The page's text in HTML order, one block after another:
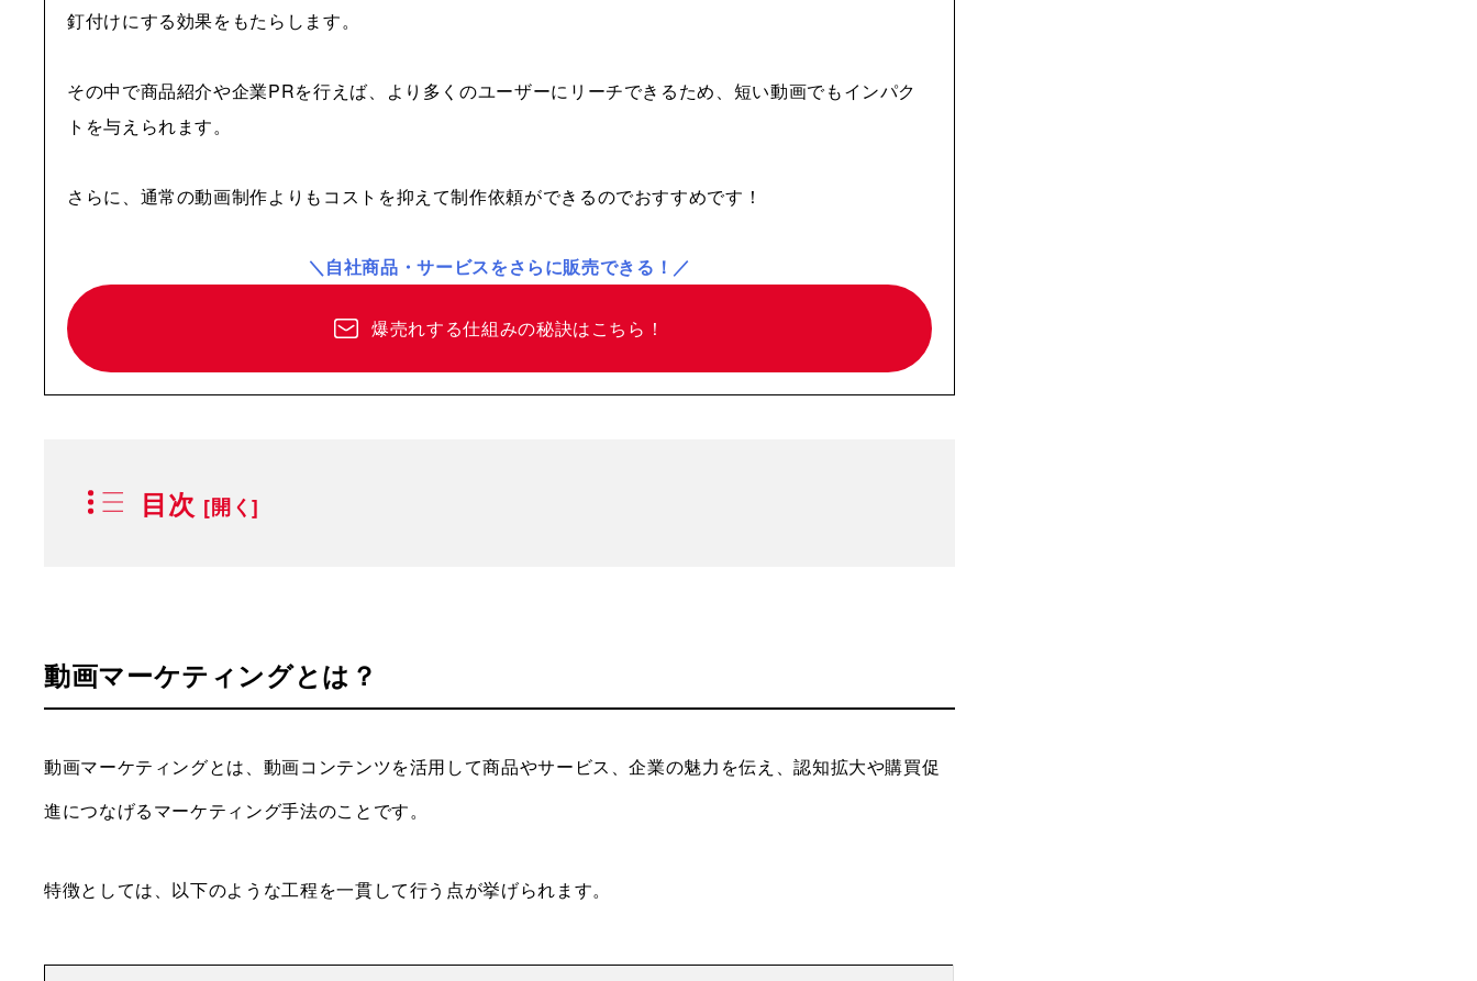
釘付けにする効果をもたらします。
その中で商品紹介や企業PRを行えば、より多くのユーザーにリーチできるため、短い動画でもインパク
トを与えられます。
さらに、通常の動画制作よりもコストを抑えて制作依頼ができるのでおすすめです！
＼自社商品・サービスをさらに販売できる！／
爆売れする仕組みの秘訣はこちら！
目次
動画マーケティングとは？
動画マーケティングとは、動画コンテンツを活用して商品やサービス、企業の魅力を伝え、認知拡大や購買促
進につなげるマーケティング手法のことです。
特徴としては、以下のような工程を一貫して行う点が挙げられます。